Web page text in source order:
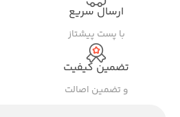
ارسال سریع
با پست پیشتاز
تضمین کیفیت
و تضمین اصالت